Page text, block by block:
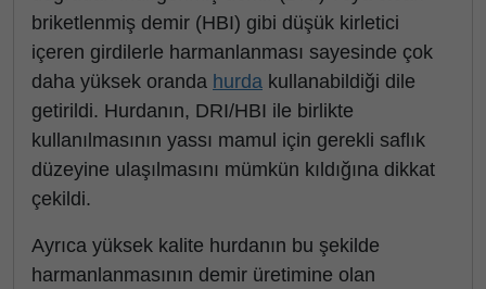
briketlenmiş demir (HBI) gibi düşük kirletici
içeren girdilerle harmanlanması sayesinde çok
daha yüksek oranda hurda kullanabildiği dile
getirildi. Hurdanın, DRI/HBI ile birlikte
kullanılmasının yassı mamul için gerekli saflık
düzeyine ulaşılmasını mümkün kıldığına dikkat
çekildi.
Ayrıca yüksek kalite hurdanın bu şekilde
harmanlanmasının demir üretimine olan